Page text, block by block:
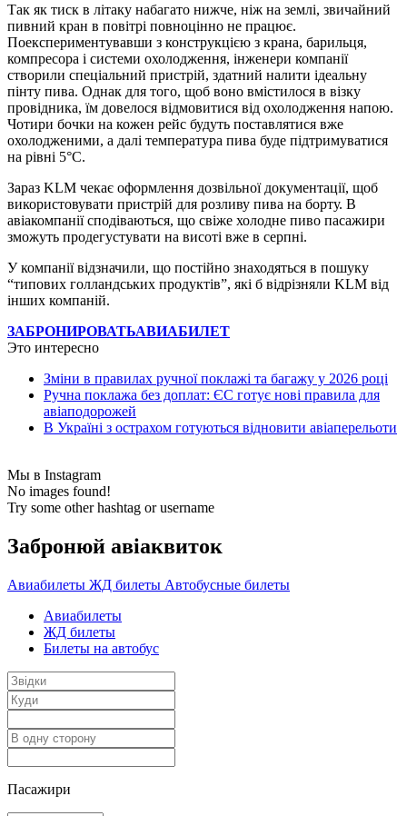
Так як тиск в літаку набагато нижче, ніж на землі, звичайний
пивний кран в повітрі повноцінно не працює.
Поекспериментувавши з конструкцією з крана, барильця,
компресора і системи охолодження, інженери компанії
створили спеціальний пристрій, здатний налити ідеальну
пінту пива. Однак для того, щоб воно вмістилося в візку
провідника, їм довелося відмовитися від охолодження напою.
Чотири бочки на кожен рейс будуть поставлятися вже
охолодженими, а далі температура пива буде підтримуватися
на рівні 5°C.
Зараз KLM чекає оформлення дозвільної документації, щоб
використовувати пристрій для розливу пива на борту. В
авіакомпанії сподіваються, що свіже холодне пиво пасажири
зможуть продегустувати на висоті вже в серпні.
У компанії відзначили, що постійно знаходяться в пошуку
“типових голландських продуктів”, які б відрізняли KLM від
інших компаній.
ЗАБРОНИРОВАТЬАВИАБИЛЕТ
Это интересно
Зміни в правилах ручної поклажі та багажу у 2026 році
Ручна поклажа без доплат: ЄС готує нові правила для
авіаподорожей
В Україні з острахом готуються відновити авіаперельоти
Мы в Instagram
No images found!
Try some other hashtag or username
Забронюй авiаквиток
Авиабилеты ЖД билеты Автобусные билеты
Авиабилеты
ЖД билеты
Билеты на автобус
Пасажири